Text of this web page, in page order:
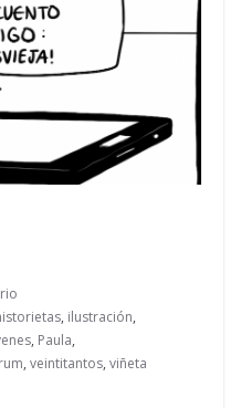
, ilustración,
, Paula,
, veintitantos, viñeta